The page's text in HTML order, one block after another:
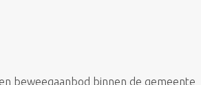
beweegaanbod binnen de gemeente